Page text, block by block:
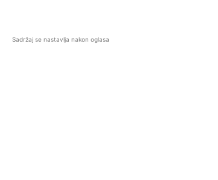
Sadržaj se nastavlja nakon oglasa